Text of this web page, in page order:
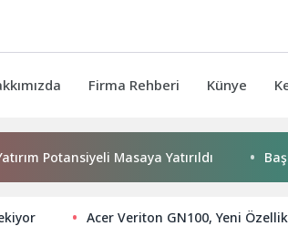
Firma Rehberi Künye
Potansiyeli Masaya Yatırıldı Başkan
Acer Veriton GN100, Yeni